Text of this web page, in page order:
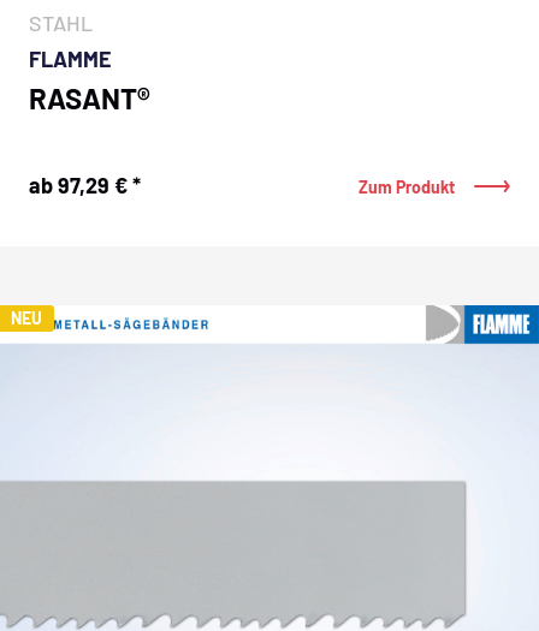
STAHL
FLAMME
RASANT®
ab 97,29 € * Zum Produkt
NEU